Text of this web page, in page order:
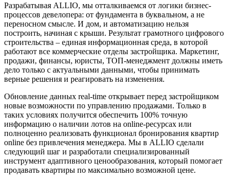
Разрабатывая ALLIO, мы отталкиваемся от логики бизнес-
процессов девелопера: от фундамента в буквальном, а не
переносном смысле. И дом, и автоматизацию нельзя
построить, начиная с крыши. Результат грамотного цифрового
строительства – единая информационная среда, в которой
работают все коммерческие отделы застройщика. Маркетинг,
продажи, финансы, юристы, ТОП-менеджмент должны иметь
дело только с актуальными данными, чтобы принимать
верные решения и реагировать на изменения.
Обновление данных real-time открывает перед застройщиком
новые возможности по управлению продажами. Только в
таких условиях получится обеспечить 100% точную
информацию о наличии лотов на online-ресурсах или
полноценно реализовать функционал бронирования квартир
online без привлечения менеджера. Мы в ALLIO сделали
следующий шаг и разработали специализированный
инструмент адаптивного ценообразования, который помогает
продавать квартиры по максимально возможной цене.